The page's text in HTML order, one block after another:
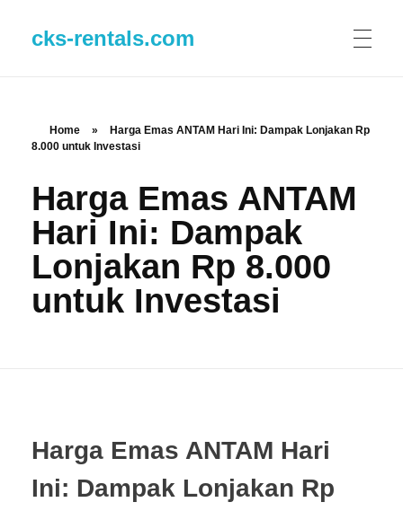
cks-rentals.com
Home »
Harga Emas ANTAM Hari Ini: Dampak Lonjakan Rp
8.000 untuk Investasi
Harga Emas ANTAM
Hari Ini: Dampak
Lonjakan Rp 8.000
untuk Investasi
Harga Emas ANTAM Hari
Ini: Dampak Lonjakan Rp